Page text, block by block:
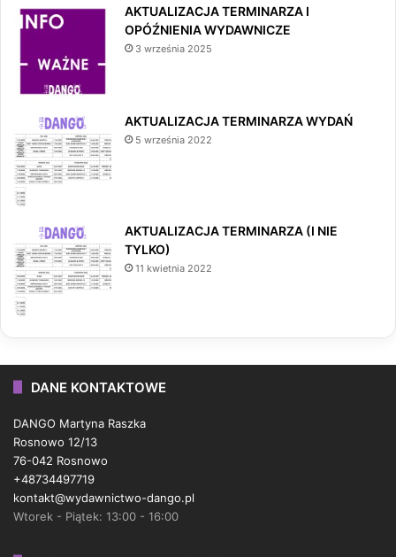
AKTUALIZACJA TERMINARZA I
OPÓŹNIENIA WYDAWNICZE
3 września 2025
AKTUALIZACJA TERMINARZA WYDAŃ
5 września 2022
AKTUALIZACJA TERMINARZA (I NIE
TYLKO)
11 kwietnia 2022
DANE KONTAKTOWE
DANGO Martyna Raszka
Rosnowo 12/13
76-042 Rosnowo
+48734497719
kontakt@wydawnictwo-dango.pl
Wtorek - Piątek: 13:00 - 16:00